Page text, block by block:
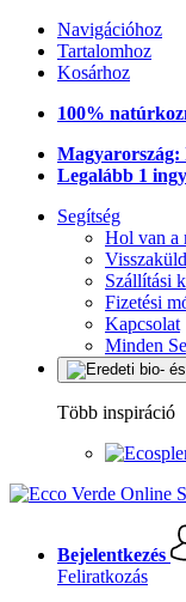
Navigációhoz
Tartalomhoz
Kosárhoz
100%
Magyarország:
Legalább 1
Segítség
Hol van a
Szállítási
Fizetési
Kapcsolat
Minden
Több inspiráció
Bejelentkezés
Feliratkozás